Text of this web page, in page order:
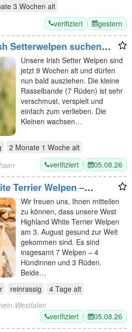
3 Wochen alt
verifiziert gestern
Setterwelpen suchen
Unsere Irish Setter Welpen sind
jetzt 9 Wochen alt und dürfen
nun bald ausziehen. Die kleine
Rasselbande (7 Rüden) ist sehr
verschmust, verspielt und
einfach zum verlieben. Die
Kleinen wachsen…
2 Monate 1 Woche alt
verifiziert 05.08.26
Terrier Welpen –
Wir freuen uns, Ihnen mitteilen
zu können, dass unsere West
Highland White Terrier Welpen
am 3. August gesund zur Welt
gekommen sind. Es sind
insgesamt 7 Welpen – 4
Hündinnen und 3 Rüden.
Beide…
reinrassig 4 Tage alt
Westfalen
verifiziert
05.08.26